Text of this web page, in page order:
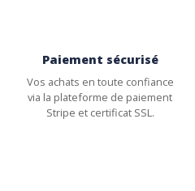
Paiement sécurisé
Vos achats en toute confiance
via la plateforme de paiement
Stripe et certificat SSL.